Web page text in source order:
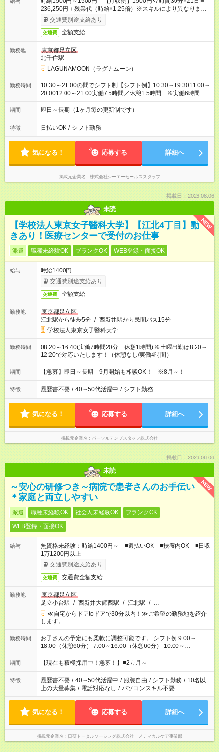
236,250円＋残業代（時給×1.25倍）※スキルにより異なりま
す。交通費別途支給あり
交通費 全額支給
勤務地
東京都足立区
北千住駅
LAGUNAMOON（ラグナムーン）
勤務時間
10:30～21:00の間でシフト制【シフト例】10:30～19:3011:00～
20:0012:00～21:00実働7.5時間／休憩1.5時間 ※実働6時間以
上の時短勤務も相談可能です。
期間 即日～長期（1ヶ月毎の更新制です）
特徴 日払いOK / シフト勤務
気になる！ 応募する 詳細へ
掲載元企業名 株式会社シーエーセールススタッフ
掲載日：2026.08.06
未読
NEW
【学校法人東京女子醫科大学】【江北4丁目】動
きあり！医療センターで受付のお仕事
派遣 職種未経験OK ブランクOK WEB登録・面接OK
給与
時給1400円
交通費別途支給あり
交通費 全額支給
勤務地
東京都足立区
江北駅から徒歩5分 / 西新井駅から民間バス15分
学校法人東京女子醫科大学
勤務時間
08:20～16:40(実働7時間20分 休憩1時間) ※土曜出勤は8:20～
12:20で対応いたします！（休憩なし/実働4時間）
期間 【急募】即日～長期 9月開始も相談OK！ ※8月～！
特徴 履歴書不要 / 40～50代活躍中 / シフト勤務
気になる！ 応募する 詳細へ
掲載元企業名 パーソルテンプスタッフ株式会社
掲載日：2026.08.06
未読
NEW
～安心の研修つき～病院で患者さんのお手伝い
＊家庭と両立しやすい
派遣 職種未経験OK 社会人未経験OK
ブランクOK
WEB登録・面接OK
給与
無資格未経験：時給1400円～ ■週払いOK ■扶養内OK ■日収
1万1200円以上
交通費別途支給あり
交通費 交通費全額支給
勤務地
東京都足立区
足立小台駅 / 西新井大師西駅 / 江北駅 / …
≪自宅からドアtoドアで30分以内！≫ご希望の勤務地を紹介
します。
勤務時間
お子さんの予定にも柔軟に調整可能です。 シフト例 9:00～
18:00（休憩60分） 7:00～16:00（休憩60分） 10:00～
19:00（休憩60分） ※Wワーク希望の方へ 今ご覧のお仕事で希
望する勤務時間と、もう1つのお仕事の勤務時間の合計が 週40
期間 【現在も積極採用中！急募！】■2カ月～
特徴 履歴書不要 / 40～50代活躍中 / 服装自由 / シフト勤務 / 10名以
上の大量募集 / 電話対応なし / パソコンスキル不要
気になる！ 応募する 詳細へ
掲載元企業名 日研トータルソーシング株式会社 メディカルケア事業部